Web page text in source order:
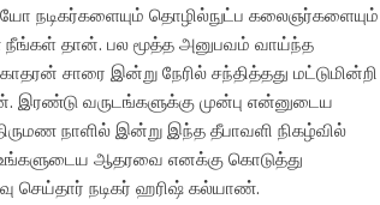
தொழில்நுட்ப கலைஞர்களையும்
தான். பல மூத்த அனுபவம் வாய்ந்த
சாரை இன்று நேரில் சந்தித்தது மட்டுமின்றி
இரண்டு வருடங்களுக்கு முன்பு என்னுடைய
நாளில் இன்று இந்த தீபாவளி நிகழ்வில்
ஆதரவை எனக்கு கொடுத்து
செய்தார் நடிகர் ஹரிஷ் கல்யாண்.